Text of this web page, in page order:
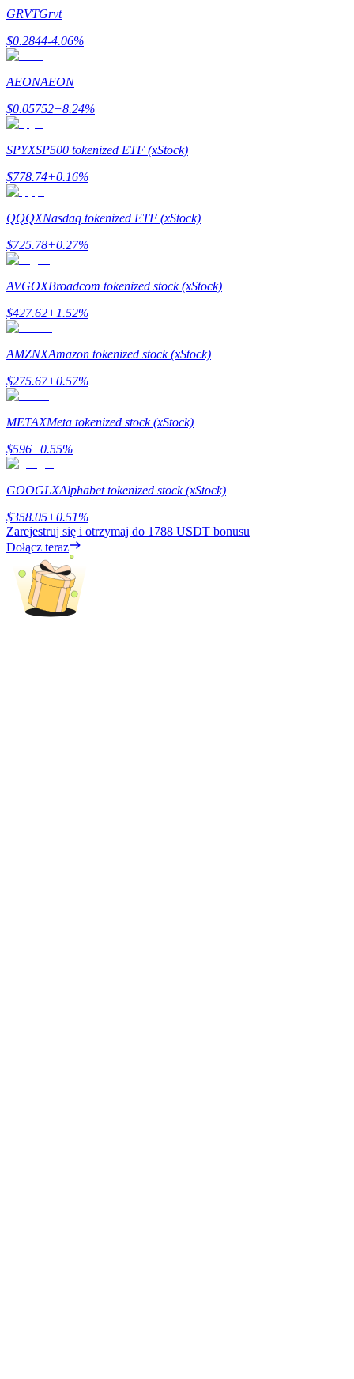
Wysokie zyski i natychmiastowy dostęp
Launchpool
tokenach
Blokady BTR
GRVTGrvt
$0.2844-4.06%
AEONAEON
$0.05752+8.24%
SPYXSP500 tokenized ETF (xStock)
$778.74+0.16%
QQQXNasdaq tokenized ETF (xStock)
$725.78+0.27%
AVGOXBroadcom tokenized stock (xStock)
$427.62+1.52%
AMZNXAmazon tokenized stock (xStock)
$275.67+0.57%
METAXMeta tokenized stock (xStock)
$596+0.55%
GOOGLXAlphabet tokenized stock (xStock)
$358.05+0.51%
Zarejestruj się i otrzymaj do 1788 USDT bonusu
Dołącz teraz